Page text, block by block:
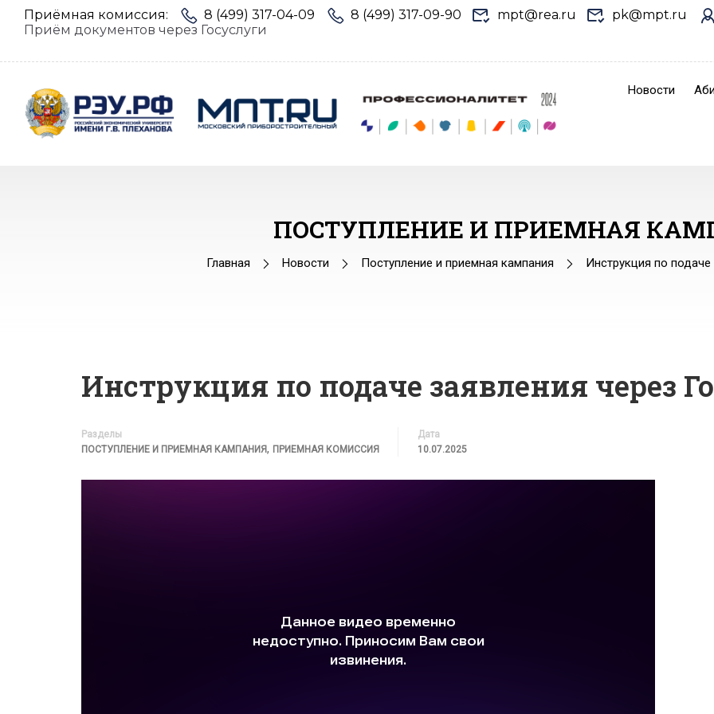
Приёмная комиссия: 8 (499) 317-04-09 8 (499) 317-09-90 mpt@rea.ru pk@mpt.ru
Приём документов через Госуслуги
Новости
ПОСТУПЛЕНИЕ И ПРИЕМНАЯ
Главная Новости Поступление и приемная кампания Инструкция по подаче
Инструкция по подаче заявления через
Разделы
ПОСТУПЛЕНИЕ И ПРИЕМНАЯ КАМПАНИЯ, ПРИЕМНАЯ КОМИССИЯ
Дата
10.07.2025